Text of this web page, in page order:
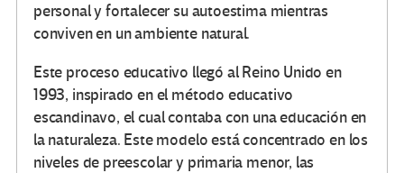
personal y fortalecer su autoestima mientras
conviven en un ambiente natural.
Este proceso educativo llegó al Reino Unido en
1993, inspirado en el método educativo
escandinavo, el cual contaba con una educación en
la naturaleza. Este modelo está concentrado en los
niveles de preescolar y primaria menor, las